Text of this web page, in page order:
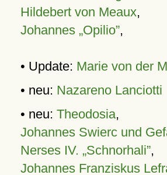
Hildebert von Meaux,
Johannes „Opilio”,
• Update: Marie von der
• neu: Nazareno Lanciotti
• neu: Theodosia,
Johannes Swierc und
Nerses IV. „Schnorhali”,
Johannes Franziskus